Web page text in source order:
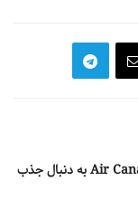
شرکت Air Canada به دنبال جذب